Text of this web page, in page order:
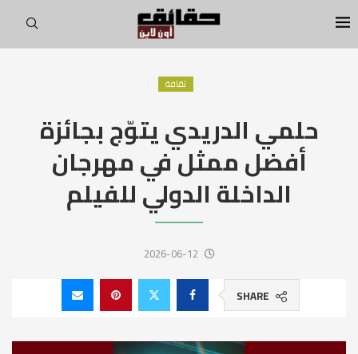
ثقافة
حلمي الدريدي يتوّج بجائزة
أفضل ممثل في مهرجان
الداخلة الدولي للفيلم
2026-06-12
SHARE